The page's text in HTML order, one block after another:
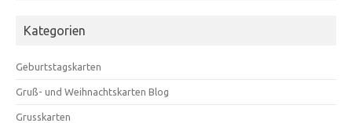
Kategorien
Geburtstagskarten
Gruß- und Weihnachtskarten Blog
Grusskarten